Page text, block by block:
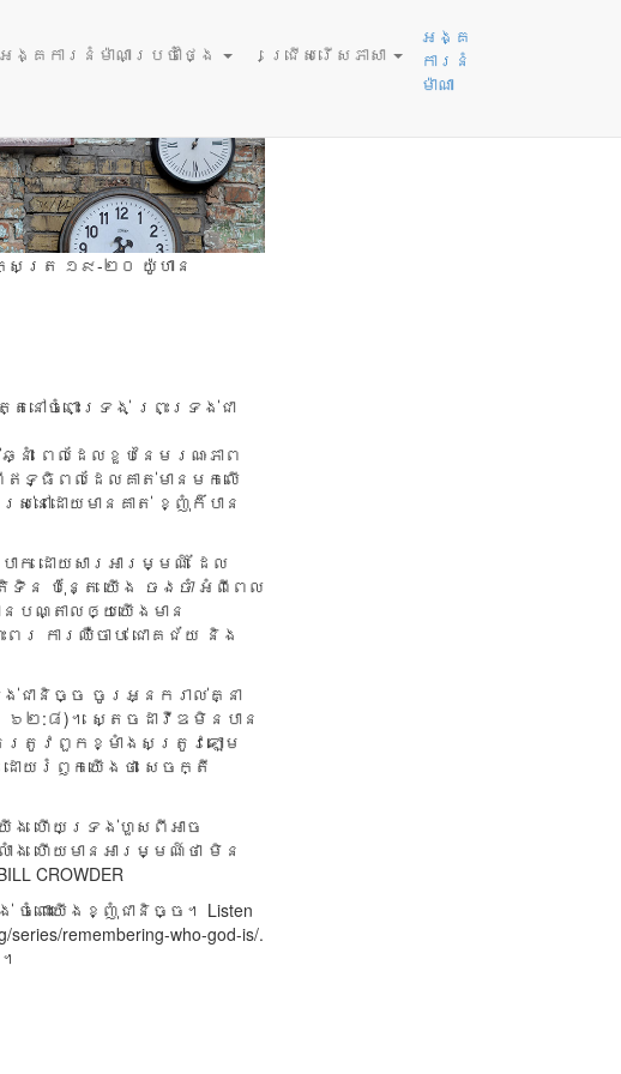
គការនំម៉ាណាប្រចាំថ្ងៃ ជ្រើសរើសភាសា
អង្គ
ការនំ
ម៉ាណា
សត្រ ១៩-២០ យ៉ូហាន
ៅចំពោះទ្រង់ ព្រះទ្រង់ជា
ាំ ពេល​ដែល​ខួប​នៃ​មរណៈ​ភាព​
ទ្ធិ​ពល​ដែល​គាត់​មាន​មក​លើ​
នៅ​ដោយ​មាន​គាត់ ខ្ញុំ​ក៏​បាន​
ាក ដោយ​សារ​អារម្មណ៍ ដែល​
ទិន ប៉ុន្តែ យើង ចង​ចាំអំពី​ពេល​
ាន​បណ្តាល​ឲ្យ​យើង​មាន​
រ ការ​ឈឺ​ចាប់ ជោគ​ជ័យ និង​
ជានិច្ច ចូរ​អ្នក​រាល់​គ្នា​
២:៨)។ ស្តេច​ដាវីឌ​មិន​បាន​
ែ​ត្រូវ​ពួក​ខ្មាំង​សត្រូវ​ឡោម​
ោយ​រំឭក​យើង​ថា សេចក្តី​
ើង ហើយ​ទ្រង់​ហួស​ពី​អាច​
ាំង ហើយ​មាន​អារម្មណ៍​ថា មិន​
ពោះយើងខ្ញុំជានិច្ច។ Listen
series/remembering-who-god-is/.